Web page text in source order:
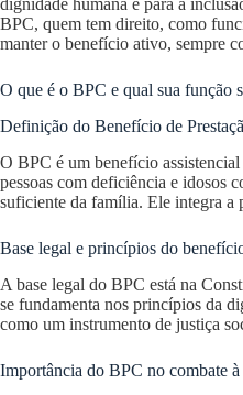
dignidade humana e para a
BPC, quem tem direito, como
manter o benefício ativo, sempre
O que é o BPC e qual sua função
Definição do Benefício de
O BPC é um benefício
pessoas com deficiência e idosos
suficiente da família. Ele integra a
Base legal e princípios do
A base legal do BPC está na
se fundamenta nos princípios da
como um instrumento de justiça
Importância do BPC no combate à